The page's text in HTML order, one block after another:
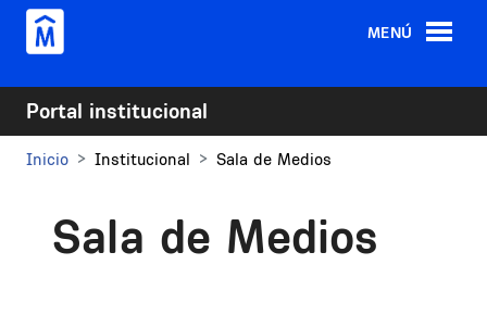
Pasar al contenido principal
MENÚ
Portal institucional
Inicio Institucional Sala de Medios
Sala de Medios